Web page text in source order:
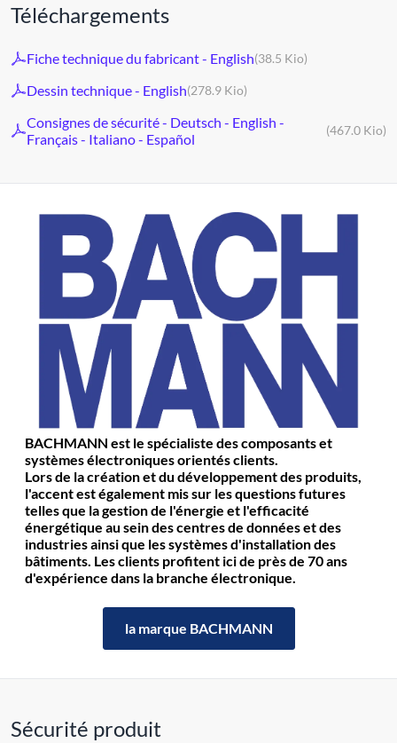
Téléchargements
Fiche technique du fabricant - English(38.5 Kio)
Dessin technique - English(278.9 Kio)
Consignes de sécurité - Deutsch - English -
Français - Italiano - Español
(467.0 Kio)
BACHMANN est le spécialiste des composants et
systèmes électroniques orientés clients.
Lors de la création et du développement des produits,
l'accent est également mis sur les questions futures
telles que la gestion de l'énergie et l'efficacité
énergétique au sein des centres de données et des
industries ainsi que les systèmes d'installation des
bâtiments. Les clients profitent ici de près de 70 ans
d'expérience dans la branche électronique.
la marque BACHMANN
Sécurité produit